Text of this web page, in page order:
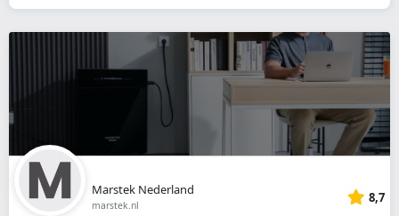
Marstek Nederland
marstek.nl 8,7